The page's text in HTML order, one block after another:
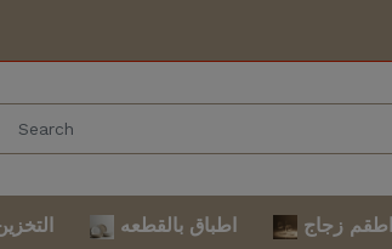
اطباق بالقطعه اطقم زجاج